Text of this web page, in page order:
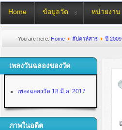
Home ข้อมูลวัด หน่วยงาน
You are here: Home สัปดาห์สาร ปี 2009
เพลงวันฉลองของวัด
เพลงฉลองวัด 18 มี.ค. 2017
ภาพในอดีต